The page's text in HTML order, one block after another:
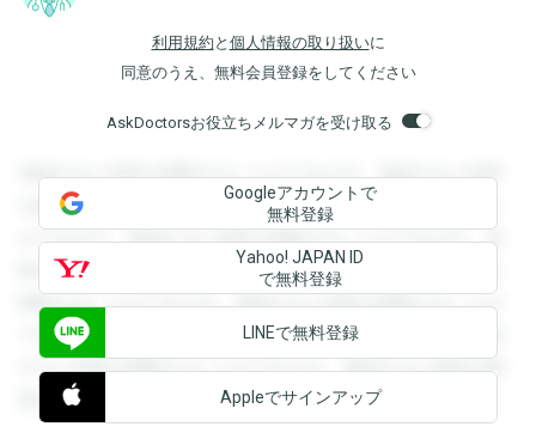
利用規約 と 個人情報の取り扱いに
同意のうえ、無料会員登録をしてください
AskDoctorsお役立ちメルマガを受け取る
登録すると回答を閲覧することができます。登録すると回答
を閲覧することができます。登録すると回答を閲覧すること
ができます。登録すると回答を閲覧することができます。登
録すると回答を閲覧することができます。登録すると回答を
閲覧することができます。登録すると回答を閲覧することが
できます。登録すると回答を閲覧することができます。登録
すると回答を閲覧することができます。登録すると回答を閲
覧することができます。
Googleアカウントで
無料登録
Yahoo! JAPAN ID
で無料登録
LINEで無料登録
Appleでサインアップ